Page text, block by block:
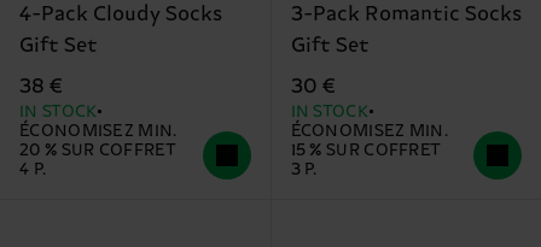
4-Pack Cloudy Socks
Gift Set
38 €
IN STOCK
ÉCONOMISEZ MIN.
20 % SUR COFFRET
4 P.
3-Pack Romantic Socks
Gift Set
30 €
IN STOCK
ÉCONOMISEZ MIN.
15 % SUR COFFRET
3 P.